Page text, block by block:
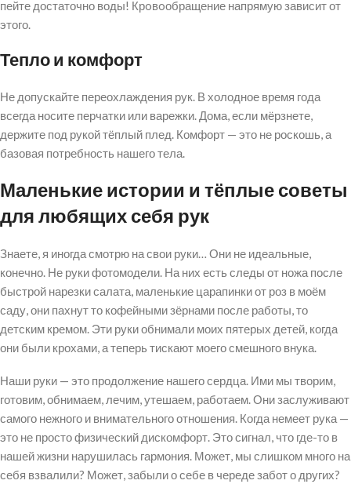
пейте достаточно воды! Крoвoобращение напрямую зависит от
этого.
Тепло и комфорт
Не допускайте переохлаждения рук. В холодное время года
всегда носите перчатки или варежки. Дома, если мёрзнете,
держите под рукой тёплый плед. Комфорт — это не роскошь, а
базовая потребность нашего тела.
Маленькие истории и тёплые советы
для любящих себя рук
Знаете, я иногда смотрю на свои руки… Они не идеальные,
конечно. Не руки фотомодели. На них есть следы от ножа после
быстрой нарезки салата, маленькие царапинки от роз в моём
саду, они пахнут то кофейными зёрнами после работы, то
детским кремом. Эти руки обнимали моих пятерых детей, когда
они были крохами, а теперь тискают моего смешного внука.
Наши руки — это продолжение нашего сердца. Ими мы творим,
готовим, обнимаем, лечим, утешаем, работаем. Они заслуживают
самого нежного и внимательного отношения. Когда немеет рука —
это не просто физический дискомфорт. Это сигнал, что где-то в
нашей жизни нарушилась гармония. Может, мы слишком много на
себя взвалили? Может, забыли о себе в череде забот о других?